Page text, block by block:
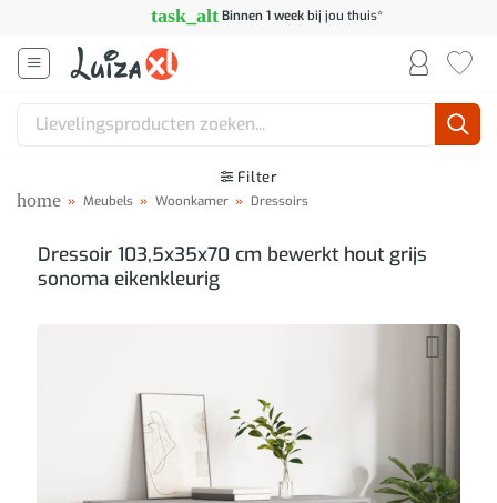
inhoud
task_alt Binnen 1 weekbij jou thuis*
Zoeken
Filter
home » Meubels » Woonkamer » Dressoirs
Dressoir 103,5x35x70 cm bewerkt hout grijs
sonoma eikenkleurig